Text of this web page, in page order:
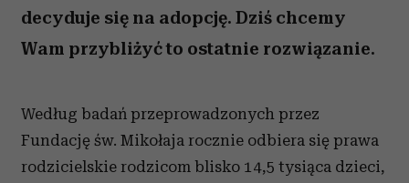
decyduje się na adopcję. Dziś chcemy
Wam przybliżyć to ostatnie rozwiązanie.
Według badań przeprowadzonych przez
Fundację św. Mikołaja rocznie odbiera się prawa
rodzicielskie rodzicom blisko 14,5 tysiąca dzieci,